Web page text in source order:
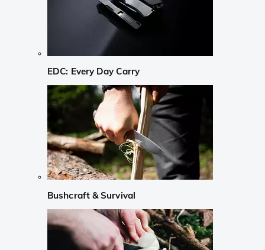
EDC: Every Day Carry
Bushcraft & Survival